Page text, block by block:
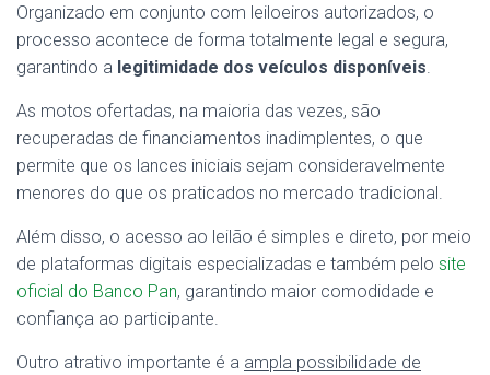
Organizado em conjunto com leiloeiros autorizados, o
processo acontece de forma totalmente legal e segura,
garantindo a legitimidade dos veículos disponíveis.
As motos ofertadas, na maioria das vezes, são
recuperadas de financiamentos inadimplentes, o que
permite que os lances iniciais sejam consideravelmente
menores do que os praticados no mercado tradicional.
Além disso, o acesso ao leilão é simples e direto, por meio
de plataformas digitais especializadas e também pelo site
oficial do Banco Pan, garantindo maior comodidade e
confiança ao participante.
Outro atrativo importante é a ampla possibilidade de